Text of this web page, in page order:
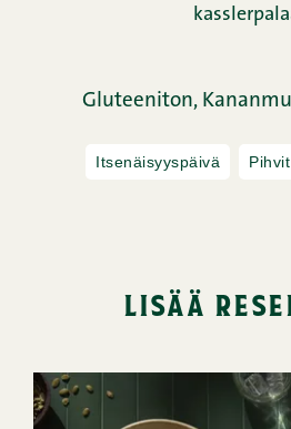
Gluteeniton,
Itsenäisyyspäivä Pihvit
lisää